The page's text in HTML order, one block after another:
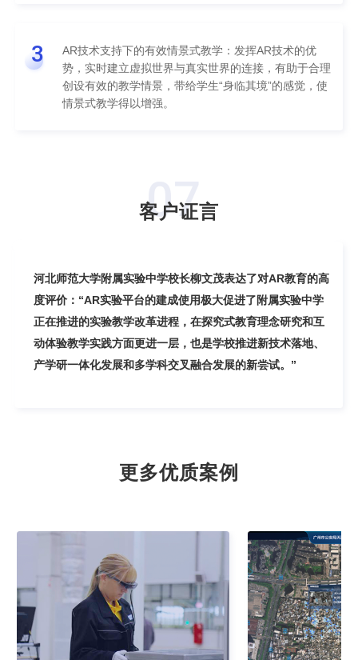
3
AR技术支持下的有效情景式教学：发挥AR技术的优
势，实时建立虚拟世界与真实世界的连接，有助于合理
创设有效的教学情景，带给学生“身临其境”的感觉，使
情景式教学得以增强。
客户证言
07
河北师范大学附属实验中学校长柳文茂表达了对AR教育的高
度评价：“AR实验平台的建成使用极大促进了附属实验中学
正在推进的实验教学改革进程，在探究式教育理念研究和互
动体验教学实践方面更进一层，也是学校推进新技术落地、
产学研一体化发展和多学科交叉融合发展的新尝试。”
更多优质案例